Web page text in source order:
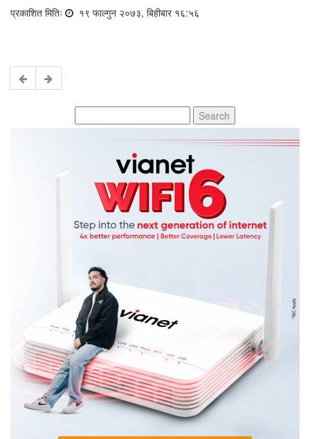
प्रकाशित मितिः १९ फाल्गुन २०७३, बिहीबार १६:५६
for: